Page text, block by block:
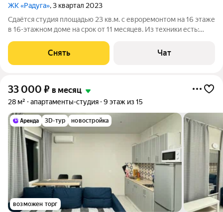
ЖК «Радуга», 3 квартал 2023
Сдаётся студия площадью 23 кв.м. с евроремонтом на 16 этаже
в 16-этажном доме на срок от 11 месяцев. Из техники есть:
кирпичный, окна выходят на улицу. В подъезде 2 лифта - 1
грузовой и 1
Снять Чат
33 000 ₽ в месяц
28 м² апартаменты-студия 9 этаж из 15
3D-тур новостройка
возможен торг